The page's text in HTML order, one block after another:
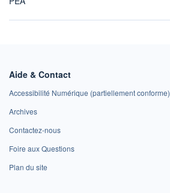
Aide & Contact
Accessibilité Numérique (partiellement conforme)
Archives
Contactez-nous
Foire aux Questions
Plan du site